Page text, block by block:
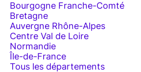
Bourgogne Franche-Comté
Bretagne
Auvergne Rhône-Alpes
Centre Val de Loire
Normandie
Île-de-France
Tous les départements